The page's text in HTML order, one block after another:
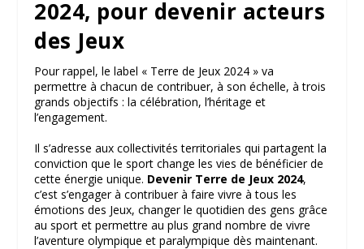
2024, pour devenir acteurs
des Jeux
Pour rappel, le label « Terre de Jeux 2024 » va
permettre à chacun de contribuer, à son échelle, à trois
grands objectifs : la célébration, l’héritage et
l’engagement.
Il s’adresse aux collectivités territoriales qui partagent la
conviction que le sport change les vies de bénéficier de
cette énergie unique. Devenir Terre de Jeux 2024,
c’est s’engager à contribuer à faire vivre à tous les
émotions des Jeux, changer le quotidien des gens grâce
au sport et permettre au plus grand nombre de vivre
l’aventure olympique et paralympique dès maintenant.